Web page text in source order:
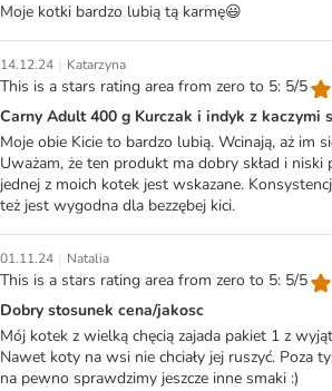
Moje kotki bardzo lubią tą karmę😃
14.12.24 | Katarzyna
This is a stars rating area from zero to 5: 5/5
Carny Adult 400 g Kurczak i indyk z kaczymi
Moje obie Kicie to bardzo lubią. Wcinają, aż im
Uważam, że ten produkt ma dobry skład i niski
jednej z moich kotek jest wskazane.
też jest wygodna dla bezzębej kici.
01.11.24 | Natalia
This is a stars rating area from zero to 5: 5/5
Dobry stosunek cena/jakosc
Mój kotek z wielką chęcią zajada pakiet 1 z
Nawet koty na wsi nie chciały jej ruszyć. Poza
na pewno sprawdzimy jeszcze inne smaki :)